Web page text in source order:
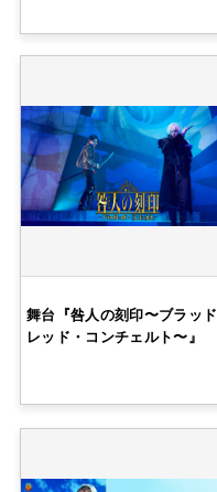
舞台『咎人の刻印〜ブラッド
レッド・コンチェルト〜』